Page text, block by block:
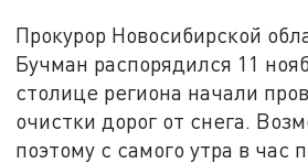
Прокурор Новосибирской
Бучман распорядился 11
столице региона начали
очистки дорог от снега.
поэтому с самого утра в час